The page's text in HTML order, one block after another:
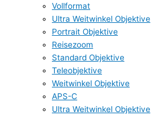
Vollformat
Ultra Weitwinkel Objektive
Portrait Objektive
Reisezoom
Standard Objektive
Teleobjektive
Weitwinkel Objektive
APS-C
Ultra Weitwinkel Objektive